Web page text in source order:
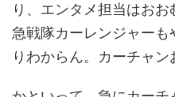
り、エンタメ担当はお
急戦隊カーレンジャー
りわからん。カーチャン